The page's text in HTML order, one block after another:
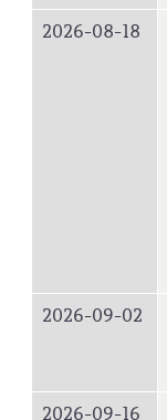
2026-08-18
2026-09-02
2026-09-16